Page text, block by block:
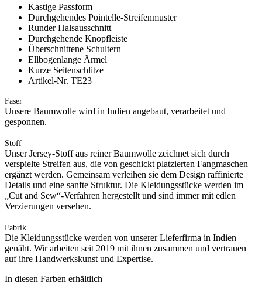
Kastige Passform
Durchgehendes Pointelle-Streifenmuster
Runder Halsausschnitt
Durchgehende Knopfleiste
Überschnittene Schultern
Ellbogenlange Ärmel
Kurze Seitenschlitze
Artikel-Nr. TE23
Faser
Unsere Baumwolle wird in Indien angebaut, verarbeitet und
gesponnen.
Stoff
Unser Jersey-Stoff aus reiner Baumwolle zeichnet sich durch
verspielte Streifen aus, die von geschickt platzierten Fangmaschen
ergänzt werden. Gemeinsam verleihen sie dem Design raffinierte
Details und eine sanfte Struktur. Die Kleidungsstücke werden im
„Cut and Sew“-Verfahren hergestellt und sind immer mit edlen
Verzierungen versehen.
Fabrik
Die Kleidungsstücke werden von unserer Lieferfirma in Indien
genäht. Wir arbeiten seit 2019 mit ihnen zusammen und vertrauen
auf ihre Handwerkskunst und Expertise.
In diesen Farben erhältlich